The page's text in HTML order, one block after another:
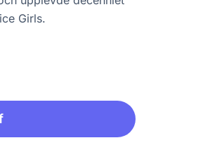
Girls.